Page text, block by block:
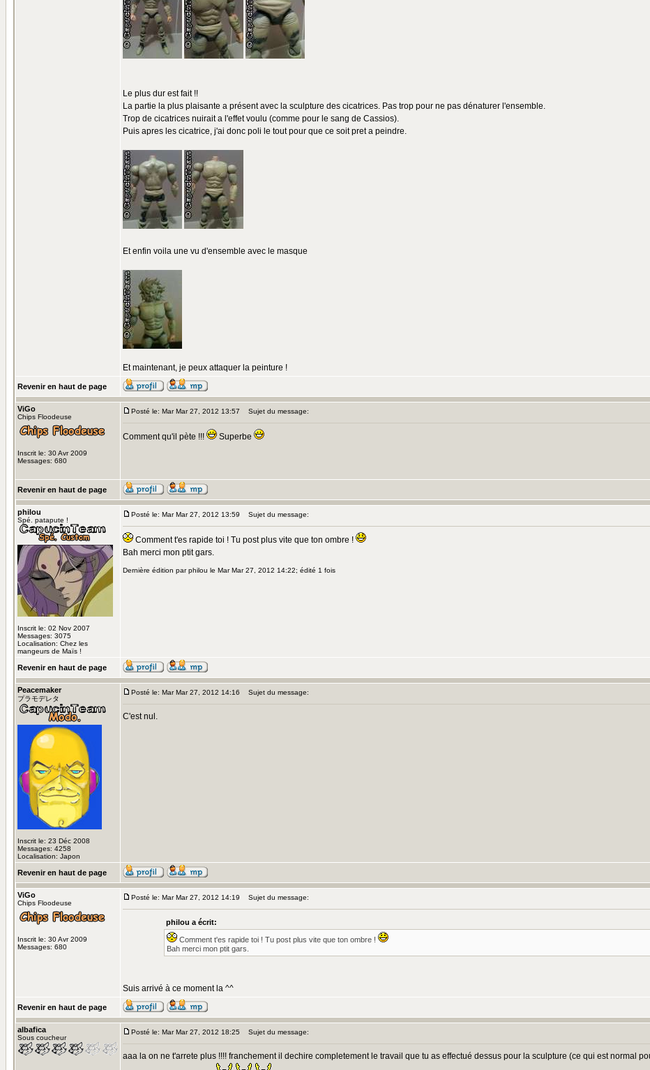
Le plus dur est fait !!
La partie la plus plaisante a présent avec la sculpture des cicatrices. Pas trop pour ne pas dénaturer l'ensemble.
Trop de cicatrices nuirait a l'effet voulu (comme pour le sang de Cassios).
Puis apres les cicatrice, j'ai donc poli le tout pour que ce soit pret a peindre.
Et enfin voila une vu d'ensemble avec le masque
Et maintenant, je peux attaquer la peinture !
Revenir en haut de page
ViGo
Chips Floodeuse
Inscrit le: 30 Avr 2009
Messages: 680
Posté le: Mar Mar 27, 2012 13:57 Sujet du message:
Comment qu'il pète !!! Superbe
Revenir en haut de page
philou
Spé. patapute !
Inscrit le: 02 Nov 2007
Messages: 3075
Localisation: Chez les
mangeurs de Maïs !
Posté le: Mar Mar 27, 2012 13:59 Sujet du message:
Comment t'es rapide toi ! Tu post plus vite que ton ombre !
Bah merci mon ptit gars.
Dernière édition par philou le Mar Mar 27, 2012 14:22; édité 1 fois
Revenir en haut de page
Peacemaker
プラモデレタ
Inscrit le: 23 Déc 2008
Messages: 4258
Localisation: Japon
Posté le: Mar Mar 27, 2012 14:16 Sujet du message:
C'est nul.
Revenir en haut de page
ViGo
Chips Floodeuse
Inscrit le: 30 Avr 2009
Messages: 680
Posté le: Mar Mar 27, 2012 14:19 Sujet du message:
philou a écrit:
Comment t'es rapide toi ! Tu post plus vite que ton ombre !
Bah merci mon ptit gars.
Suis arrivé à ce moment la ^^
Revenir en haut de page
albafica
Sous coucheur
Posté le: Mar Mar 27, 2012 18:25 Sujet du message:
aaa la on ne t'arrete plus !!!! franchement il dechire completement le travail que tu as effectué dessus pour la sculpture (ce qui est normal